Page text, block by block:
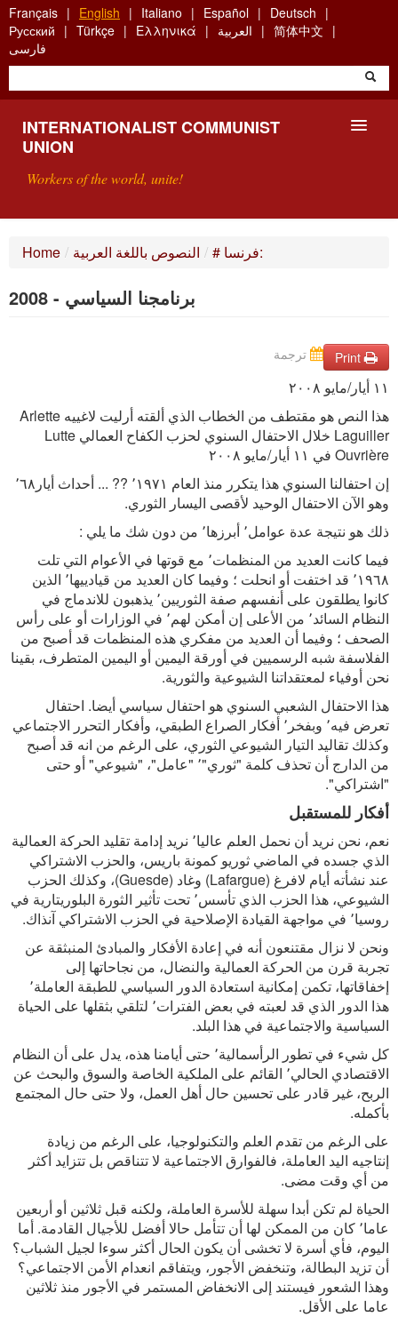
Skip
to
main
content
Français English Italiano Español
Deutsch
Русский
Türkçe Ελληνικά العربية
简体中文
فارسی
INTERNATIONALIST COMMUNIST
UNION
Workers of the world, unite!
SEARCH
Home / النصوص باللغة العربية / # فرنسا:
برنامجنا السياسي - 2008
Print ترجمة
١١ أيار/مايو ٢٠٠٨
هذا النص هو مقتطف من الخطاب الذي ألقته أرليت لاغييه Arlette
Laguiller خلال الاحتفال السنوي لحزب الكفاح العمالي Lutte
Ouvrière في ١١ أيار/مايو ٢٠٠٨
إن احتفالنا السنوي هذا يتكرر منذ العام ٬١٩٧١ ?? ... أحداث أيار٬٦٨
وهو الآن الاحتفال الوحيد لأقصى اليسار الثوري.
ذلك هو نتيجة عدة عوامل٬ أبرزها٬ من دون شك ما يلي :
فيما كانت العديد من المنظمات٬ مع قوتها في الأعوام التي تلت
٬١٩٦٨ قد اختفت أو انحلت ؛ وفيما كان العديد من قيادييها٬ الذين
كانوا يطلقون على أنفسهم صفة الثوريين٬ يذهبون للاندماج في
النظام السائد٬ من الأعلى إن أمكن لهم٬ في الوزارات أو على رأس
الصحف ؛ وفيما أن العديد من مفكري هذه المنظمات قد أصبح من
الفلاسفة شبه الرسميين في أورقة اليمين أو اليمين المتطرف، بقينا
نحن أوفياء لمعتقداتنا الشيوعية والثورية.
هذا الاحتفال الشعبي السنوي هو احتفال سياسي أيضا. احتفال
تعرض فيه٬ وبفخر٬ أفكار الصراع الطبقي، وأفكار التحرر الاجتماعي
وكذلك تقاليد التيار الشيوعي الثوري، على الرغم من انه قد أصبح
من الدارج أن تحذف كلمة "ثوري"٬ "عامل"، "شيوعي" أو حتى
"اشتراكي".
أفكار للمستقبل
نعم، نحن نريد أن نحمل العلم عاليا٬ نريد إدامة تقليد الحركة العمالية
الذي جسده في الماضي ثوريو كمونة باريس، والحزب الاشتراكي
عند نشأته أيام لافرغ (Lafargue) وغاد (Guesde)، وكذلك الحزب
الشيوعي، هذا الحزب الذي تأسس٬ تحت تأثير الثورة البلوريتارية في
روسيا٬ في مواجهة القيادة الإصلاحية في الحزب الاشتراكي آنذاك.
ونحن لا نزال مقتنعون أنه في إعادة الأفكار والمبادئ المنبثقة عن
تجربة قرن من الحركة العمالية والنضال، من نجاحاتها إلى
إخفاقاتها، تكمن إمكانية استعادة الدور السياسي للطبقة العاملة٬
هذا الدور الذي قد لعبته في بعض الفترات٬ لتلقي بثقلها على الحياة
السياسية والاجتماعية في هذا البلد.
كل شيء في تطور الرأسمالية٬ حتى أيامنا هذه، يدل على أن النظام
الاقتصادي الحالي٬ القائم على الملكية الخاصة والسوق والبحث عن
الربح، غير قادر على تحسين حال أهل العمل، ولا حتى حال المجتمع
بأكمله.
على الرغم من تقدم العلم والتكنولوجيا، على الرغم من زيادة
إنتاجيه اليد العاملة، فالفوارق الاجتماعية لا تتناقص بل تتزايد أكثر
من أي وقت مضى.
الحياة لم تكن أبدا سهلة للأسرة العاملة، ولكنه قبل ثلاثين أو أربعين
عاما٬ كان من الممكن لها أن تتأمل حالا أفضل للأجيال القادمة. أما
اليوم، فأي أسرة لا تخشى أن يكون الحال أكثر سوءا لجيل الشباب؟
أن تزيد البطالة، وتنخفض الأجور، ويتفاقم انعدام الأمن الاجتماعي؟
وهذا الشعور فيستند إلى الانخفاض المستمر في الأجور منذ ثلاثين
عاما على الأقل.